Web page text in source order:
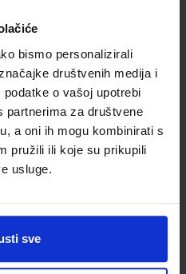
bismo personalizirali
društvenih medija i
o vašoj upotrebi
partnerima za društvene
a oni ih mogu kombinirati s
pružili ili koje su prikupili
usluge.
sve
prijava